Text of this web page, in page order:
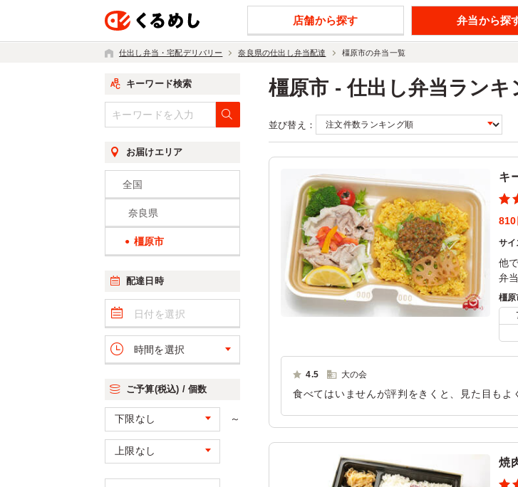
店舗から探す 弁当から探
仕出し弁当・宅配デリバリー 奈良県の仕出し弁当配達 橿原市の弁当一覧
橿原市 - 仕出し弁当ランキ
並び替え：
キ
810
サイ
他
弁当
橿原
4.5 大の会
食べてはいませんが評判をきくと、見た目も
焼
キーワード検索
お届けエリア
全国
奈良県
橿原市
配達日時
時間を選択
ご予算(税込) / 個数
～